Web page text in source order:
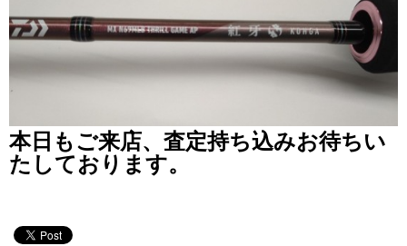
本日もご来店、査定持ち込みお待ちい
たしております。